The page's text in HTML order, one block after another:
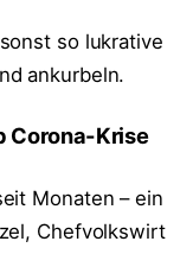
so lukrative
ankurbeln.
Corona-Krise
Monaten – ein
Chefvolkswirt